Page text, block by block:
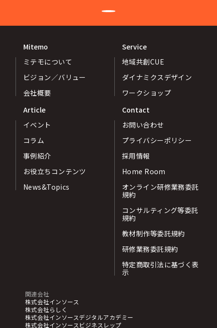
Mitemo
ミテモについて
ビジョン／バリュー
会社概要
Service
地域共創CUE
ダイナミクスデザイン
ワークショップ
Article
イベント
コラム
事例紹介
お役立ちコンテンツ
News&Topics
Contact
お問い合わせ
プライバシーポリシー
採用情報
Home Room
オンライン研修業務委託
規約
コンサルティング等委託
規約
教材制作等委託規約
研修業務委託規約
特定商取引法に基づく表
示
関連会社
株式会社インソース
株式会社らしく
株式会社インソースデジタルアカデミー
株式会社インソースビジネスレップ